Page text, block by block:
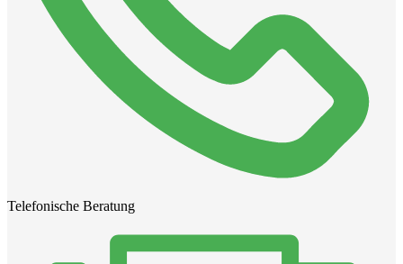
Telefonische Beratung